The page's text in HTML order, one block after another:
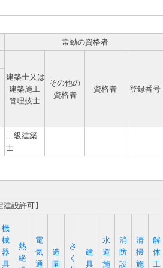
常勤の資格者
建築士又は
建築施工
管理技士
その他の
資格者
資格者 登録番号
二級建築
士
設許可】
機
械
器
具
熱
絶
電
気
通
造
園
さ
く
建
具
水
道
施
消
防
設
清
掃
施
解
体
工